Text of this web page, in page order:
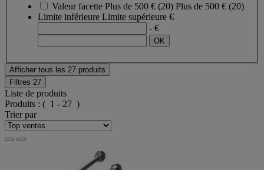
Valeur facette Plus de 500 € (20) Plus de 500 € (20)
Limite inférieure Limite supérieure €
- €
Afficher tous les 27 produits
Filtres 27
Liste de produits
Produits : ( 1 - 27 )
Trier par